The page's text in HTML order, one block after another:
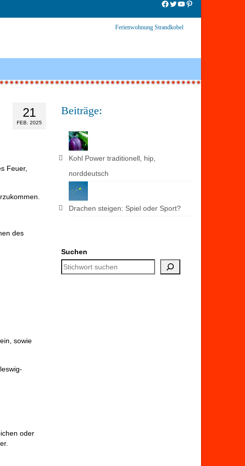
Facebook
Twitter
YouTube
Pinterest
Ferienwohnung Strandkobel
21
FEB. 2025
Feuer,
des
sowie
oder
Beiträge:
Kohl Power traditionell, hip,
norddeutsch
Drachen steigen: Spiel oder Sport?
Suchen